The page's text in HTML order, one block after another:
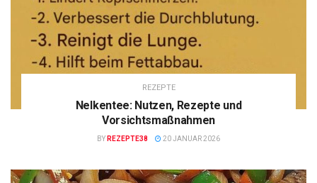
REZEPTE
Nelkentee: Nutzen, Rezepte und
Vorsichtsmaßnahmen
BY REZEPTE38 20 JANUAR 2026